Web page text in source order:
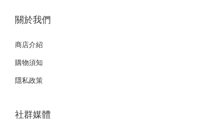
關於我們
商店介紹
購物須知
隱私政策
社群媒體